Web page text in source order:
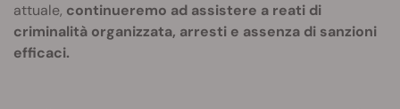
attuale, continueremo ad assistere a reati di
criminalità organizzata, arresti e assenza di sanzioni
efficaci.